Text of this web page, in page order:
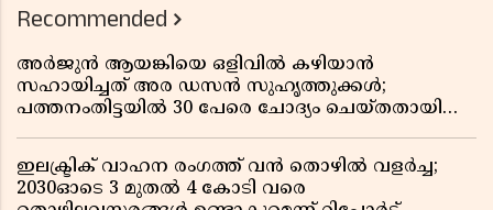
Recommended
അർജുൻ ആയങ്കിയെ ഒളിവിൽ കഴിയാൻ
സഹായിച്ചത് അര ഡസൻ സുഹൃത്തുക്കൾ;
പത്തനംതിട്ടയിൽ 30 പേരെ ചോദ്യം ചെയ്തതായി
ഇലക്ട്രിക് വാഹന രംഗത്ത് വൻ തൊഴിൽ വളർച്ച;
2030ഓടെ 3 മുതൽ 4 കോടി വരെ